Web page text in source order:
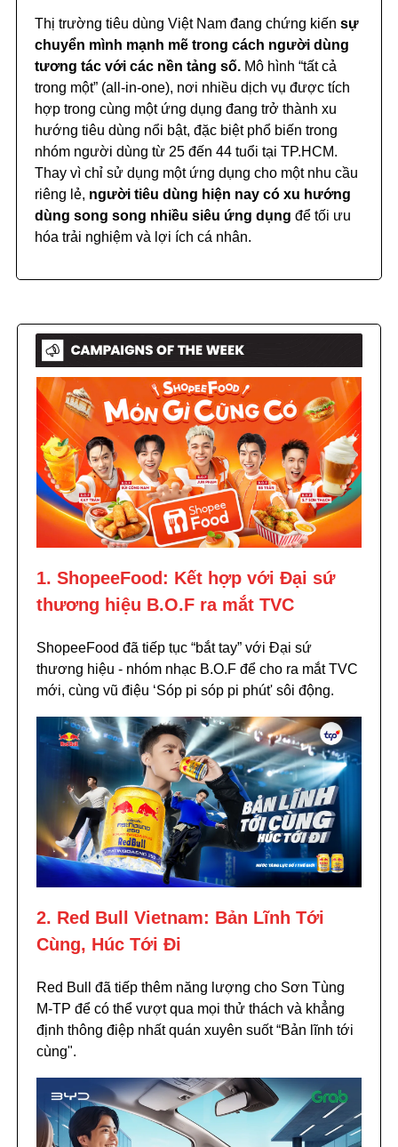
Thị trường tiêu dùng Việt Nam đang chứng kiến sự
chuyển mình mạnh mẽ trong cách người dùng
tương tác với các nền tảng số. Mô hình “tất cả
trong một” (all-in-one), nơi nhiều dịch vụ được tích
hợp trong cùng một ứng dụng đang trở thành xu
hướng tiêu dùng nổi bật, đặc biệt phổ biến trong
nhóm người dùng từ 25 đến 44 tuổi tại TP.HCM.
Thay vì chỉ sử dụng một ứng dụng cho một nhu cầu
riêng lẻ, người tiêu dùng hiện nay có xu hướng
dùng song song nhiều siêu ứng dụng để tối ưu
hóa trải nghiệm và lợi ích cá nhân.
1. ShopeeFood: Kết hợp với Đại sứ
thương hiệu B.O.F ra mắt TVC
ShopeeFood đã tiếp tục “bắt tay” với Đại sứ
thương hiệu - nhóm nhạc B.O.F để cho ra mắt TVC
mới, cùng vũ điệu ‘Sóp pi sóp pi phút' sôi động.
2. Red Bull Vietnam: Bản Lĩnh Tới
Cùng, Húc Tới Đi
Red Bull đã tiếp thêm năng lượng cho Sơn Tùng
M-TP để có thể vượt qua mọi thử thách và khẳng
định thông điệp nhất quán xuyên suốt “Bản lĩnh tới
cùng".